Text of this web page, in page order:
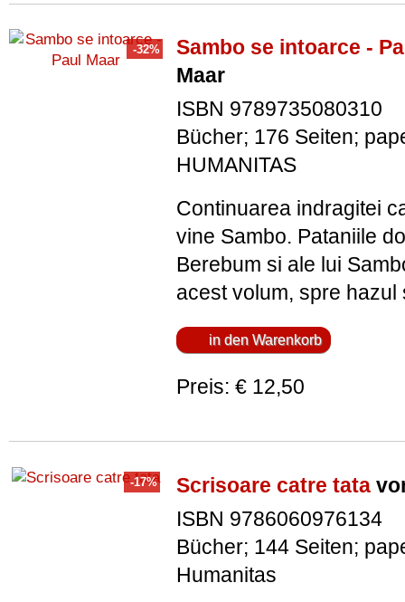
Sambo se intoarce -
Maar
ISBN 9789735080310
Bücher; 176 Seiten;
HUMANITAS
Continuarea indragitei
vine Sambo. Pataniile
Berebum si ale lui
acest volum, spre
Preis: € 12,50
Scrisoare catre tata
ISBN 9786060976134
Bücher; 144 Seiten;
Humanitas